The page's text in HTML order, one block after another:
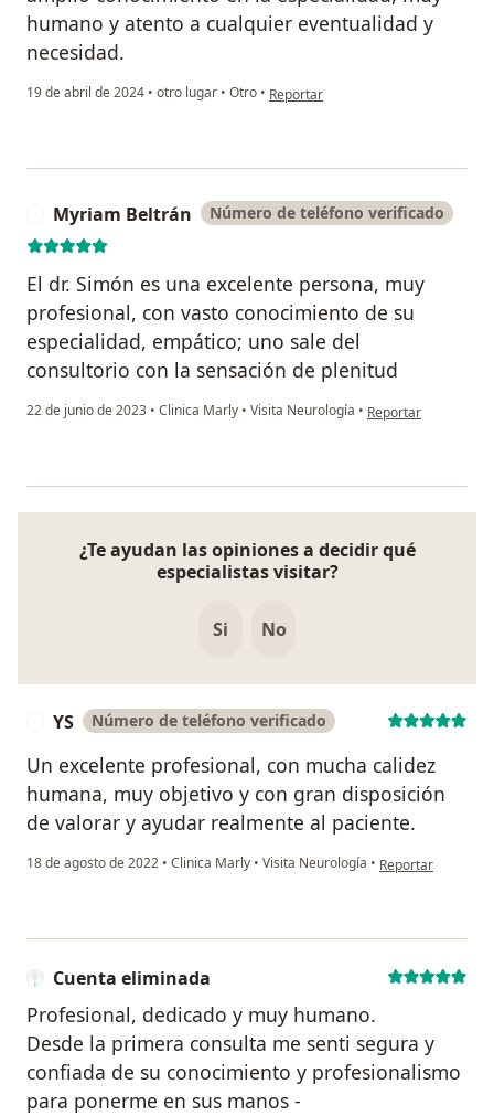
humano y atento a cualquier eventualidad y
necesidad.
19 de abril de 2024 • otro lugar • Otro • en opinión del usuario MONICA
Reportar
Myriam Beltrán Número de teléfono verificado
El dr. Simón es una excelente persona, muy
profesional, con vasto conocimiento de su
especialidad, empático; uno sale del
consultorio con la sensación de plenitud
22 de junio de 2023 • Clinica Marly • Visita Neurología • en opinión del
Reportar
¿Te ayudan las opiniones a decidir qué
especialistas visitar?
Si No
YS Número de teléfono verificado
Un excelente profesional, con mucha calidez
humana, muy objetivo y con gran disposición
de valorar y ayudar realmente al paciente.
18 de agosto de 2022 • Clinica Marly • Visita Neurología • en opinión del
Reportar
Cuenta eliminada
Profesional, dedicado y muy humano.
Desde la primera consulta me senti segura y
confiada de su conocimiento y profesionalismo
para ponerme en sus manos -